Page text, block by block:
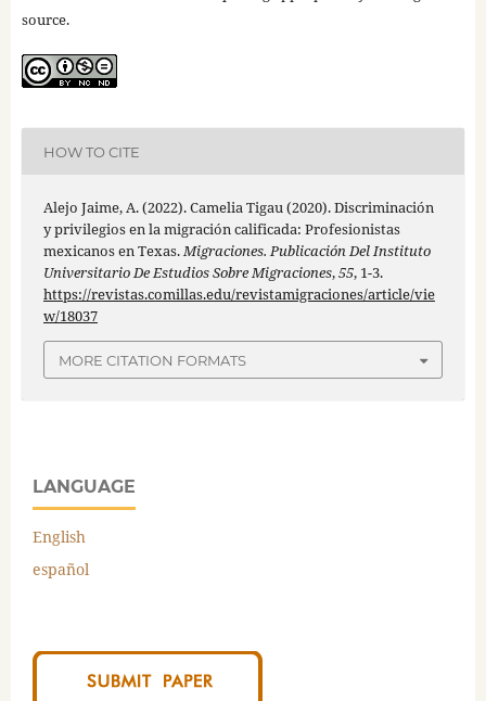
source.
HOW TO CITE
Alejo Jaime, A. (2022). Camelia Tigau (2020). Discriminación
y privilegios en la migración calificada: Profesionistas
mexicanos en Texas.Migraciones. Publicación Del Instituto
Universitario De Estudios Sobre Migraciones,55, 1-3.
https://revistas.comillas.edu/revistamigraciones/article/vie
w/18037
MORE CITATION FORMATS
LANGUAGE
English
español